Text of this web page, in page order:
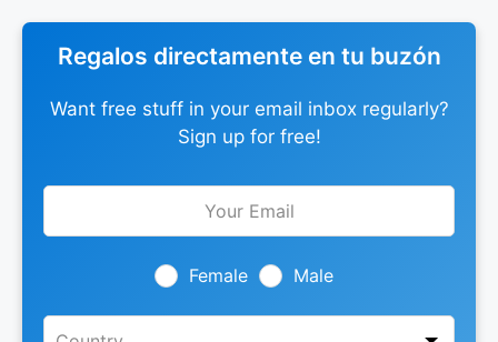
Regalos directamente en tu buzón
Want free stuff in your email inbox regularly?
Sign up for free!
Leave
Female Male